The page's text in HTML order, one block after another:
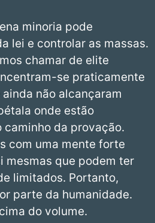
minoria pode
lei e controlar as massas.
chamar de elite
se praticamente
não alcançaram
onde estão
da provação.
com uma mente forte
mesmas que podem ter
limitados. Portanto,
parte da humanidade.
do volume.